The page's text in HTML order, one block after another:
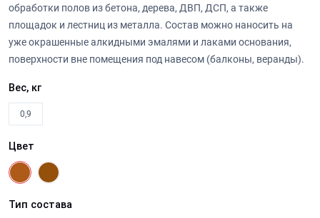
обработки полов из бетона, дерева, ДВП, ДСП, а также
площадок и лестниц из металла. Состав можно наносить на
уже окрашенные алкидными эмалями и лаками основания,
поверхности вне помещения под навесом (балконы, веранды).
Вес, кг
0,9
Цвет
Тип состава